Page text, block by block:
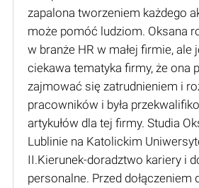
zapalona tworzeniem każdego
może pomóć ludziom. Oksana
w branże HR w małej firmie, ale
ciekawa tematyka firmy, że ona
zajmować się zatrudnieniem i
pracowników i była
artykułów dla tej firmy. Studia
Lublinie na Katolickim
II.Kierunek-doradztwo kariery i
personalne. Przed dołączeniem